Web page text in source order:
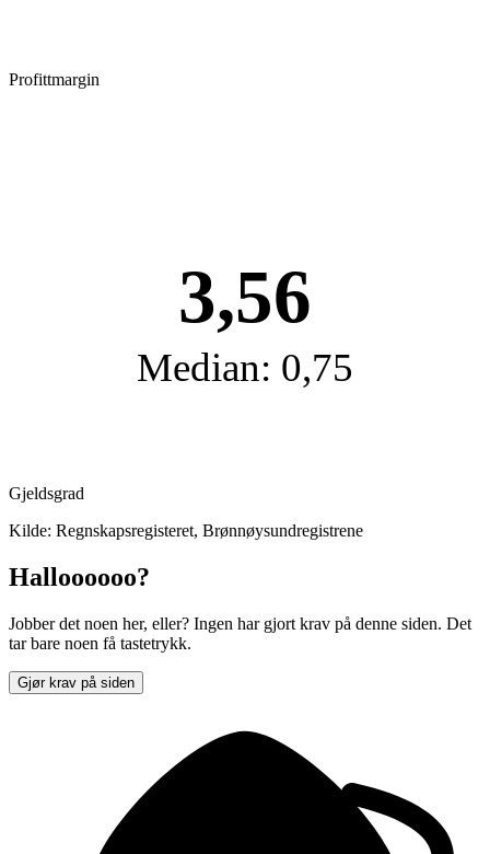
Profittmargin
3,56
Median: 0,75
Gjeldsgrad
Kilde: Regnskapsregisteret, Brønnøysundregistrene
Halloooooo?
Jobber det noen her, eller? Ingen har gjort krav på denne siden. Det
tar bare noen få tastetrykk.
Gjør krav på siden